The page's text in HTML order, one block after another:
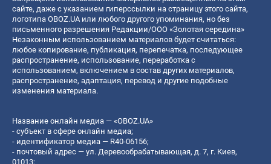
сайте, даже с указанием гиперссылки на страницу этого сайта,
логотипа OBOZ.UA или любого другого упоминания, но без
письменного разрешения Редакции/ООО «Золотая середина»
Незаконным использованием материалов будет считаться:
любое копирование, публикация, перепечатка, последующее
распространение, использование, переработка с
использованием, включением в состав других материалов,
распространение, адаптация, перевод и другие подобные
изменения материала.
Название онлайн медиа — «OBOZ.UA»
- субъект в сфере онлайн медиа;
- идентификатор медиа — R40-06156;
- почтовый адрес — ул. Деревообрабатывающая, д. 7, г. Киев,
01013;